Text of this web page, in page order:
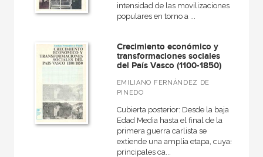
intensidad de las movilizaciones
populares en torno a ...
Crecimiento económico y
transformaciones sociales
del País Vasco (1100-1850)
EMILIANO FERNÁNDEZ DE
PINEDO
Cubierta posterior: Desde la baja
Edad Media hasta el final de la
primera guerra carlista se
extiende una amplia etapa, cuyas
principales ca...